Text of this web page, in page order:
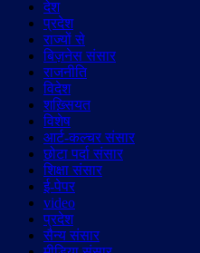
देश
प्रदेश
राज्यों से
बिज़नेस संसार
राजनीति
विदेश
शख़्सियत
विशेष
आर्ट-कल्चर संसार
छोटा पर्दा संसार
शिक्षा संसार
ई-पेपर
video
प्रदेश
सैन्य संसार